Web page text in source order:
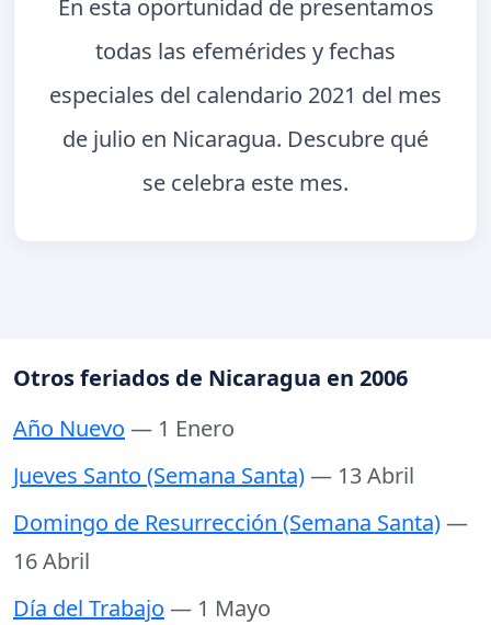
En esta oportunidad de presentamos
todas las efemérides y fechas
especiales del calendario 2021 del mes
de julio en Nicaragua. Descubre qué
se celebra este mes.
Otros feriados de Nicaragua en 2006
Año Nuevo — 1 Enero
Jueves Santo (Semana Santa)— 13 Abril
Domingo de Resurrección (Semana Santa)—
16 Abril
Día del Trabajo — 1 Mayo